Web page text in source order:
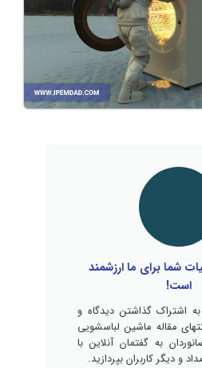
شما برای ما ارزشمند
است!
اشتراک گذاشتن دیدگاه و
مقاله ماشین لباسشویی
به گفتمان آنلاین با
و دیگر کاربران بپردازید.